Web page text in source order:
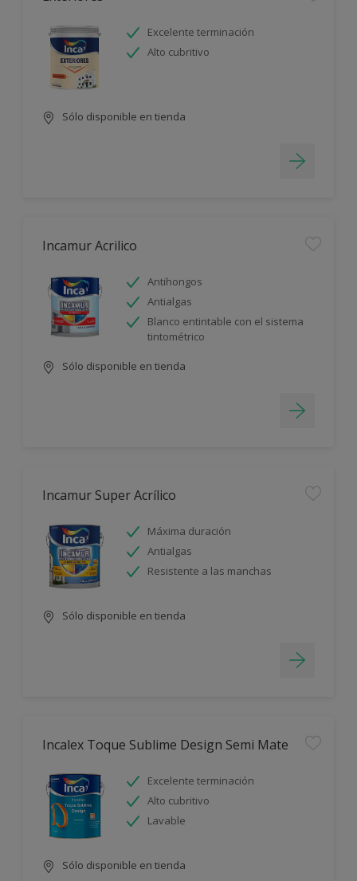
Excelente terminación
Alto cubritivo
Sólo disponible en tienda
Incamur Acrilico
Antihongos
Antialgas
Blanco entintable con el sistema
tintométrico
Sólo disponible en tienda
Incamur Super Acrílico
Máxima duración
Antialgas
Resistente a las manchas
Sólo disponible en tienda
Incalex Toque Sublime Design Semi Mate
Excelente terminación
Alto cubritivo
Lavable
Sólo disponible en tienda